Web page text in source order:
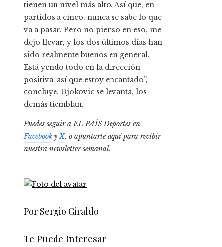
tienen un nivel más alto. Así que, en
partidos a cinco, nunca se sabe lo que
va a pasar. Pero no pienso en eso, me
dejo llevar, y los dos últimos días han
sido realmente buenos en general.
Está yendo todo en la dirección
positiva, así que estoy encantado”,
concluye. Djokovic se levanta, los
demás tiemblan.
Puedes seguir a EL PAÍS Deportes en
Facebook yX, o apuntarte aquí para recibir
nuestra newsletter semanal.
Por Sergio Giraldo
Te Puede Interesar